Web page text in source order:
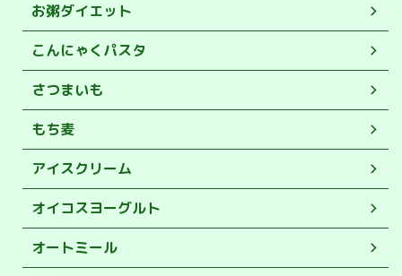
お粥ダイエット
こんにゃくパスタ
さつまいも
もち麦
アイスクリーム
オイコスヨーグルト
オートミール